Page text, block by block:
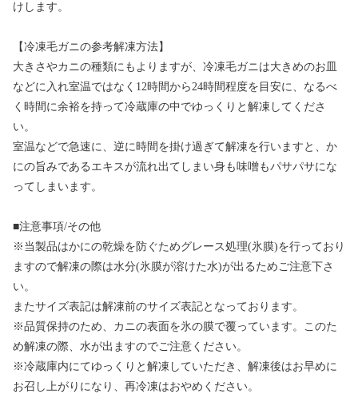
けします。
【冷凍毛ガニの参考解凍方法】
大きさやカニの種類にもよりますが、冷凍毛ガニは大きめのお皿
などに入れ室温ではなく12時間から24時間程度を目安に、なるべ
く時間に余裕を持って冷蔵庫の中でゆっくりと解凍してくださ
い。
室温などで急速に、逆に時間を掛け過ぎて解凍を行いますと、か
にの旨みであるエキスが流れ出てしまい身も味噌もパサパサにな
ってしまいます。
■注意事項/その他
※当製品はかにの乾燥を防ぐためグレース処理(氷膜)を行っており
ますので解凍の際は水分(氷膜が溶けた水)が出るためご注意下さ
い。
またサイズ表記は解凍前のサイズ表記となっております。
※品質保持のため、カニの表面を氷の膜で覆っています。このた
め解凍の際、水が出ますのでご注意ください。
※冷蔵庫内にてゆっくりと解凍していただき、解凍後はお早めに
お召し上がりになり、再冷凍はおやめください。